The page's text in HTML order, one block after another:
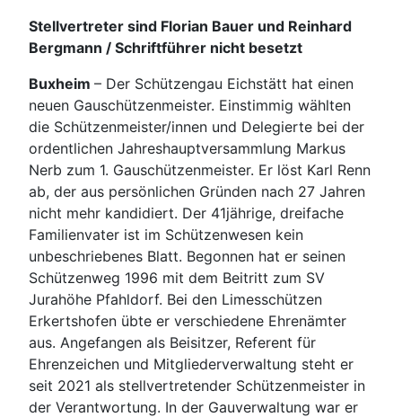
Stellvertreter sind Florian Bauer und Reinhard
Bergmann / Schriftführer nicht besetzt
Buxheim – Der Schützengau Eichstätt hat einen
neuen Gauschützenmeister. Einstimmig wählten
die Schützenmeister/innen und Delegierte bei der
ordentlichen Jahreshauptversammlung Markus
Nerb zum 1. Gauschützenmeister. Er löst Karl Renn
ab, der aus persönlichen Gründen nach 27 Jahren
nicht mehr kandidiert. Der 41jährige, dreifache
Familienvater ist im Schützenwesen kein
unbeschriebenes Blatt. Begonnen hat er seinen
Schützenweg 1996 mit dem Beitritt zum SV
Jurahöhe Pfahldorf. Bei den Limesschützen
Erkertshofen übte er verschiedene Ehrenämter
aus. Angefangen als Beisitzer, Referent für
Ehrenzeichen und Mitgliederverwaltung steht er
seit 2021 als stellvertretender Schützenmeister in
der Verantwortung. In der Gauverwaltung war er